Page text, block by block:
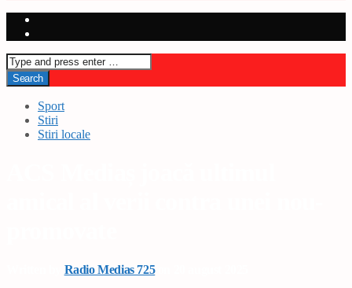
Sport
Stiri
Stiri locale
Radio Medias 725on 20 august 2025